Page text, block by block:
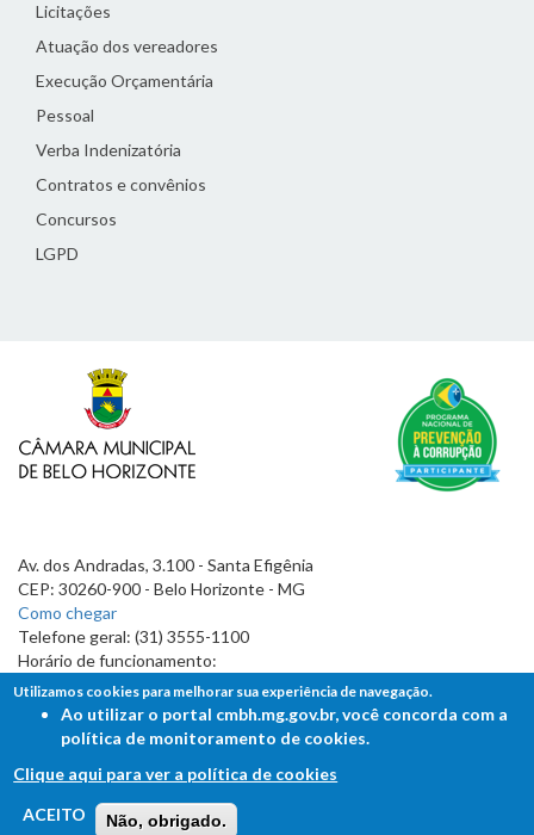
Licitações
Atuação dos vereadores
Execução Orçamentária
Pessoal
Verba Indenizatória
Contratos e convênios
Concursos
LGPD
Av. dos Andradas, 3.100 - Santa Efigênia
CEP: 30260-900 - Belo Horizonte - MG
Como chegar
Telefone geral: (31) 3555-1100
Horário de funcionamento:
7h às 19h
FALE COM A CÂMARA
Ouvidoria - Lei de Acesso à Informação
Utilizamos cookies para melhorar sua experiência de navegação.
Ao utilizar o portal cmbh.mg.gov.br, você concorda com a
política de monitoramento de cookies.
Clique aqui para ver a política de cookies
ACEITO
Não, obrigado.